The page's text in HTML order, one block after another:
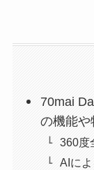
70mai
の機能や
360度
AIに